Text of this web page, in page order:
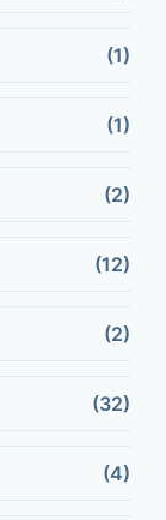
(1)
(1)
(2)
(12)
(2)
(32)
(4)